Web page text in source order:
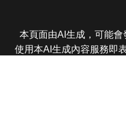
本頁面由AI生成，可能會
使用本AI生成內容服務即